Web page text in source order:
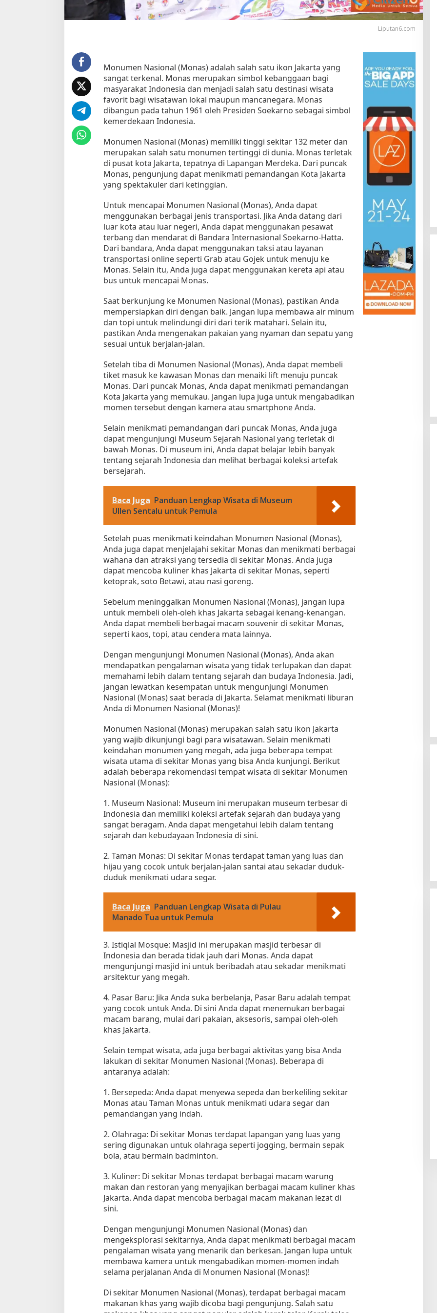
N
n
a
l
(
M
o
a
s
)
u
n
t
k
P
e
m
u
l
a
Liputan6.com
Monumen Nasional (Monas) adalah salah satu ikon Jakarta yang
sangat terkenal. Monas merupakan simbol kebanggaan bagi
masyarakat Indonesia dan menjadi salah satu destinasi wisata
favorit bagi wisatawan lokal maupun mancanegara. Monas
dibangun pada tahun 1961 oleh Presiden Soekarno sebagai simbol
kemerdekaan Indonesia.
Monumen Nasional (Monas) memiliki tinggi sekitar 132 meter dan
merupakan salah satu monumen tertinggi di dunia. Monas terletak
di pusat kota Jakarta, tepatnya di Lapangan Merdeka. Dari puncak
Monas, pengunjung dapat menikmati pemandangan Kota Jakarta
yang spektakuler dari ketinggian.
Untuk mencapai Monumen Nasional (Monas), Anda dapat
menggunakan berbagai jenis transportasi. Jika Anda datang dari
luar kota atau luar negeri, Anda dapat menggunakan pesawat
terbang dan mendarat di Bandara Internasional Soekarno-Hatta.
Dari bandara, Anda dapat menggunakan taksi atau layanan
transportasi online seperti Grab atau Gojek untuk menuju ke
Monas. Selain itu, Anda juga dapat menggunakan kereta api atau
bus untuk mencapai Monas.
Saat berkunjung ke Monumen Nasional (Monas), pastikan Anda
mempersiapkan diri dengan baik. Jangan lupa membawa air minum
dan topi untuk melindungi diri dari terik matahari. Selain itu,
pastikan Anda mengenakan pakaian yang nyaman dan sepatu yang
sesuai untuk berjalan-jalan.
Setelah tiba di Monumen Nasional (Monas), Anda dapat membeli
tiket masuk ke kawasan Monas dan menaiki lift menuju puncak
Monas. Dari puncak Monas, Anda dapat menikmati pemandangan
Kota Jakarta yang memukau. Jangan lupa juga untuk mengabadikan
momen tersebut dengan kamera atau smartphone Anda.
Selain menikmati pemandangan dari puncak Monas, Anda juga
dapat mengunjungi Museum Sejarah Nasional yang terletak di
bawah Monas. Di museum ini, Anda dapat belajar lebih banyak
tentang sejarah Indonesia dan melihat berbagai koleksi artefak
bersejarah.
Baca Juga Panduan Lengkap Wisata di Museum
Ullen Sentalu untuk Pemula
Setelah puas menikmati keindahan Monumen Nasional (Monas),
Anda juga dapat menjelajahi sekitar Monas dan menikmati berbagai
wahana dan atraksi yang tersedia di sekitar Monas. Anda juga
dapat mencoba kuliner khas Jakarta di sekitar Monas, seperti
ketoprak, soto Betawi, atau nasi goreng.
Sebelum meninggalkan Monumen Nasional (Monas), jangan lupa
untuk membeli oleh-oleh khas Jakarta sebagai kenang-kenangan.
Anda dapat membeli berbagai macam souvenir di sekitar Monas,
seperti kaos, topi, atau cendera mata lainnya.
Dengan mengunjungi Monumen Nasional (Monas), Anda akan
mendapatkan pengalaman wisata yang tidak terlupakan dan dapat
memahami lebih dalam tentang sejarah dan budaya Indonesia. Jadi,
jangan lewatkan kesempatan untuk mengunjungi Monumen
Nasional (Monas) saat berada di Jakarta. Selamat menikmati liburan
Anda di Monumen Nasional (Monas)!
Monumen Nasional (Monas) merupakan salah satu ikon Jakarta
yang wajib dikunjungi bagi para wisatawan. Selain menikmati
keindahan monumen yang megah, ada juga beberapa tempat
wisata utama di sekitar Monas yang bisa Anda kunjungi. Berikut
adalah beberapa rekomendasi tempat wisata di sekitar Monumen
Nasional (Monas):
1. Museum Nasional: Museum ini merupakan museum terbesar di
Indonesia dan memiliki koleksi artefak sejarah dan budaya yang
sangat beragam. Anda dapat mengetahui lebih dalam tentang
sejarah dan kebudayaan Indonesia di sini.
2. Taman Monas: Di sekitar Monas terdapat taman yang luas dan
hijau yang cocok untuk berjalan-jalan santai atau sekadar duduk-
duduk menikmati udara segar.
Baca Juga Panduan Lengkap Wisata di Pulau
Manado Tua untuk Pemula
3. Istiqlal Mosque: Masjid ini merupakan masjid terbesar di
Indonesia dan berada tidak jauh dari Monas. Anda dapat
mengunjungi masjid ini untuk beribadah atau sekadar menikmati
arsitektur yang megah.
4. Pasar Baru: Jika Anda suka berbelanja, Pasar Baru adalah tempat
yang cocok untuk Anda. Di sini Anda dapat menemukan berbagai
macam barang, mulai dari pakaian, aksesoris, sampai oleh-oleh
khas Jakarta.
Selain tempat wisata, ada juga berbagai aktivitas yang bisa Anda
lakukan di sekitar Monumen Nasional (Monas). Beberapa di
antaranya adalah:
1. Bersepeda: Anda dapat menyewa sepeda dan berkeliling sekitar
Monas atau Taman Monas untuk menikmati udara segar dan
pemandangan yang indah.
2. Olahraga: Di sekitar Monas terdapat lapangan yang luas yang
sering digunakan untuk olahraga seperti jogging, bermain sepak
bola, atau bermain badminton.
3. Kuliner: Di sekitar Monas terdapat berbagai macam warung
makan dan restoran yang menyajikan berbagai macam kuliner khas
Jakarta. Anda dapat mencoba berbagai macam makanan lezat di
sini.
Dengan mengunjungi Monumen Nasional (Monas) dan
mengeksplorasi sekitarnya, Anda dapat menikmati berbagai macam
pengalaman wisata yang menarik dan berkesan. Jangan lupa untuk
membawa kamera untuk mengabadikan momen-momen indah
selama perjalanan Anda di Monumen Nasional (Monas)!
Di sekitar Monumen Nasional (Monas), terdapat berbagai macam
makanan khas yang wajib dicoba bagi pengunjung. Salah satu
Tempat Makan All You Can Eat di
3 Januari 2025
Tempat Makan di Kota Baru Jambi
Di Daerah, Jambi, Travel | 3 Januari 2025
Tempat Makan Kepiting di Jambi
Di Daerah, Jambi, Travel